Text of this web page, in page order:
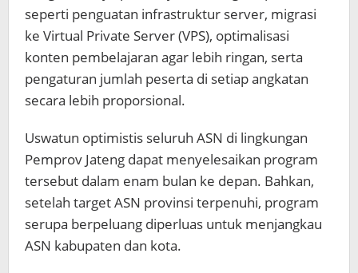
seperti penguatan infrastruktur server, migrasi
ke Virtual Private Server (VPS), optimalisasi
konten pembelajaran agar lebih ringan, serta
pengaturan jumlah peserta di setiap angkatan
secara lebih proporsional.
Uswatun optimistis seluruh ASN di lingkungan
Pemprov Jateng dapat menyelesaikan program
tersebut dalam enam bulan ke depan. Bahkan,
setelah target ASN provinsi terpenuhi, program
serupa berpeluang diperluas untuk menjangkau
ASN kabupaten dan kota.